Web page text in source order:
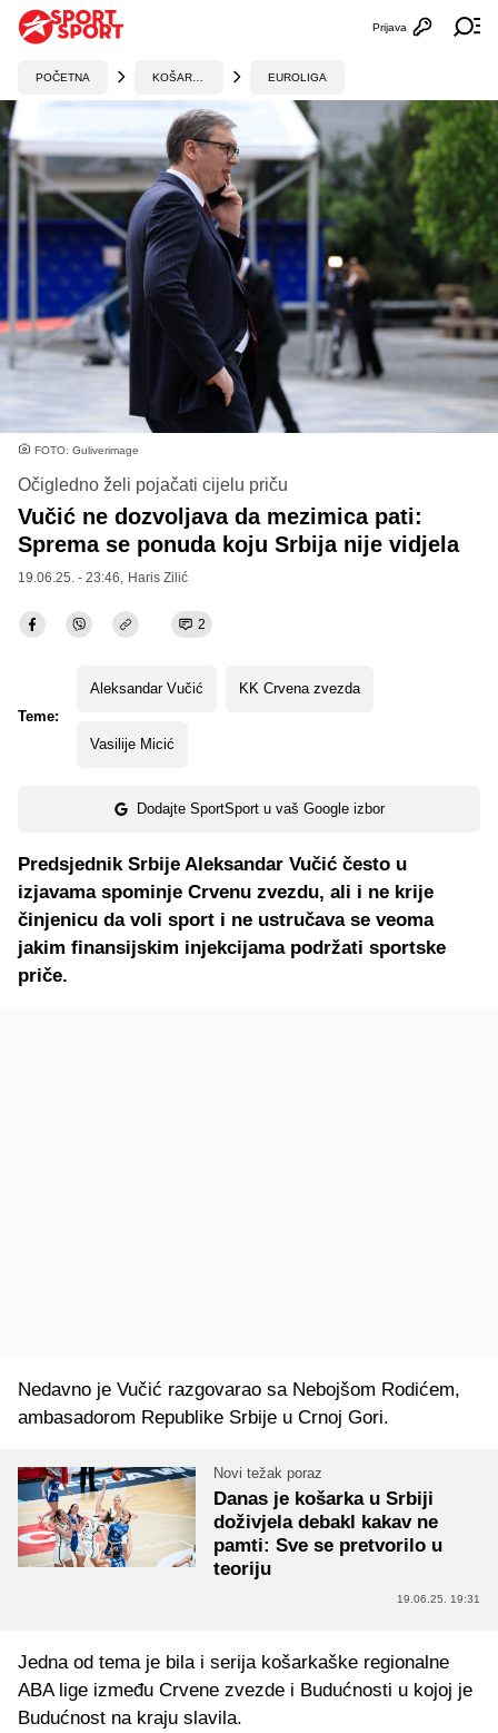
Otvori
Prijava
POČETNA EUROLIGA
FOTO: Guliverimage
Očigledno želi pojačati cijelu priču
Vučić ne dozvoljava da mezimica pati:
Sprema se ponuda koju Srbija nije vidjela
19.06.25. - 23:46, Haris Zilić
2
Teme:
Aleksandar Vučić KK Crvena zvezda
Vasilije Micić
Dodajte SportSport u vaš Google izbor
Predsjednik Srbije Aleksandar Vučić često u
izjavama spominje Crvenu zvezdu, ali i ne krije
činjenicu da voli sport i ne ustručava se veoma
jakim finansijskim injekcijama podržati sportske
priče.
Nedavno je Vučić razgovarao sa Nebojšom Rodićem,
ambasadorom Republike Srbije u Crnoj Gori.
Novi težak poraz
Danas je košarka u Srbiji
doživjela debakl kakav ne
pamti: Sve se pretvorilo u
teoriju
19.06.25. 19:31
Jedna od tema je bila i serija košarkaške regionalne
ABA lige između Crvene zvezde i Budućnosti u kojoj je
Budućnost na kraju slavila.